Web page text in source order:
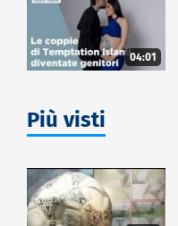
04:01
Più visti